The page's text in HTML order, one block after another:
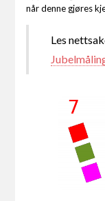
når denne gjøres
Les